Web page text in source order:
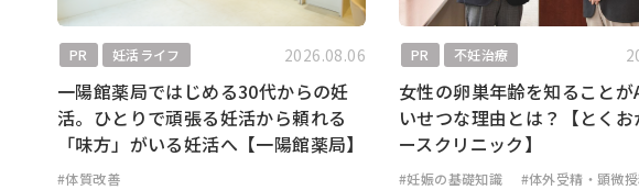
PR 妊活ライフ 2026.08.06
一陽館薬局ではじめる30代からの妊
活。ひとりで頑張る妊活から頼れる
「味方」がいる妊活へ【一陽館薬局】
#体質改善
PR 不妊治療
女性の卵巣年齢を知ること
いせつな理由とは？【とくお
ースクリニック】
#妊娠の基礎知識 #体外受精・顕微